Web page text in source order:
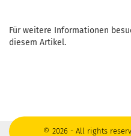
Für weitere Informationen
diesem Artikel.
© 2026 - All rights